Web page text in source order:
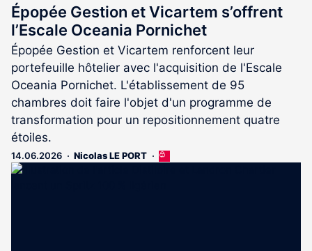
Épopée Gestion et Vicartem s’offrent
l’Escale Oceania Pornichet
Épopée Gestion et Vicartem renforcent leur
portefeuille hôtelier avec l'acquisition de l'Escale
Oceania Pornichet. L'établissement de 95
chambres doit faire l'objet d'un programme de
transformation pour un repositionnement quatre
étoiles.
14.06.2026 Nicolas LE PORT
Cet